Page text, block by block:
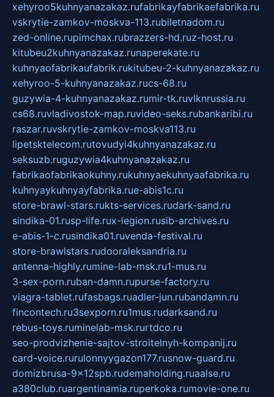
xehyroo5kuhnyanazakaz.rufabrikayfabrikaefabrika.ru
vskrytie-zamkov-moskva-113.rubiletnadom.ru
zed-online.rupimchax.rubrazzers-hd.ruz-host.ru
kitubeu2kuhnyanazakaz.runaperekate.ru
kuhnyaofabrikaufabrik.rukitubeu-2-kuhnyanazakaz.ru
xehyroo-5-kuhnyanazakaz.rucs-68.ru
guzywia-4-kuhnyanazakaz.rumir-tk.ruvlknrussia.ru
cs68.ruvladivostok-map.ruvideo-seks.rubankaribi.ru
raszar.ruvskrytie-zamkov-moskva113.ru
lipetsktelecom.rutovudyi4kuhnyanazakaz.ru
seksuzb.ruguzywia4kuhnyanazakaz.ru
fabrikaofabrikaokuhny.rukuhnyaekuhnyaafabrika.ru
kuhnyaykuhnyayfabrika.rue-abis1c.ru
store-brawl-stars.rukts-services.rudark-sand.ru
sindika-01.rusp-life.rux-legion.rusib-archives.ru
e-abis-1-c.rusindika01.ruvenda-festival.ru
store-brawlstars.rudooraleksandria.ru
antenna-highly.rumine-lab-msk.ru1-mus.ru
3-sex-porn.ruban-damn.rupurse-factory.ru
viagra-tablet.rufasbags.ruadler-jun.rubandamn.ru
fincontech.ru3sexporn.ru1mus.rudarksand.ru
rebus-toys.ruminelab-msk.rurtdco.ru
seo-prodvizhenie-sajtov-stroitelnyh-kompanij.ru
card-voice.rurulonnyygazon177.rusnow-guard.ru
domizbrusa-9x12spb.rudemaholding.ruaalse.ru
a380club.ruargentinamia.ruperkoka.rumovie-one.ru